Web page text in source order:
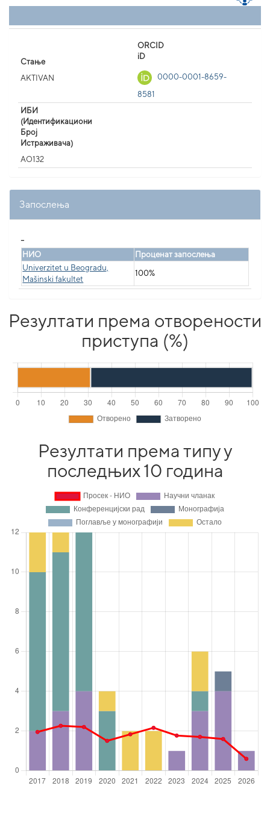
Стање
AKTIVAN
ORCID
iD
0000-0001-8659-
8581
ИБИ
(Идентификациони
Број
Истраживача)
AO132
Запослења
НИО
Проценат запослења
Univerzitet u Beogradu,
Mašinski fakultet
100%
Резултати према отворености
приступа (%)
Резултати према типу у
последњих 10 година